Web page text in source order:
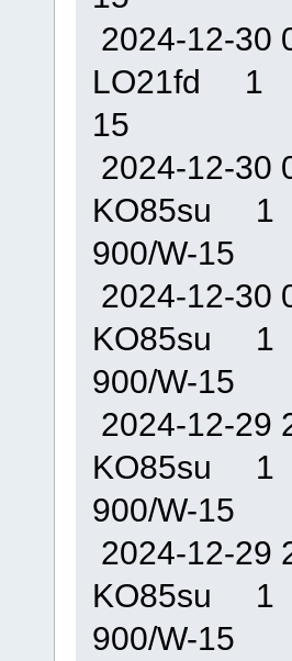
2024-12-
LO21fd 1
15
2024-12-
KO85su
900/W-15
2024-12-
KO85su
900/W-15
2024-12-
KO85su
900/W-15
2024-12-
KO85su
900/W-15